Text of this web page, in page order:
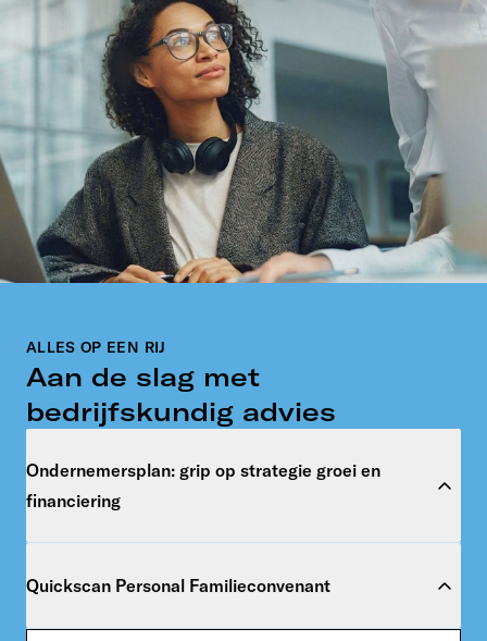
Aan de slag met
bedrijfskundig advies
ALLES OP EEN RIJ
Ondernemersplan: grip op strategie groei en
financiering
Uw ondernemersplan is de basis voor het
leningen en crowdfunding, tot gestapelde
Quickscan Personal Familieconvenant